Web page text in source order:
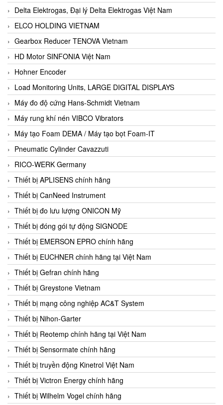
Delta Elektrogas, Đại lý Delta Elektrogas Việt Nam
ELCO HOLDING VIETNAM
Gearbox Reducer TENOVA Vietnam
HD Motor SINFONIA Việt Nam
Hohner Encoder
Load Monitoring Units, LARGE DIGITAL DISPLAYS
Máy đo độ cứng Hans-Schmidt Vietnam
Máy rung khí nén VIBCO Vibrators
Máy tạo Foam DEMA / Máy tạo bọt Foam-IT
Pneumatic Cylinder Cavazzuti
RICO-WERK Germany
Thiết bị APLISENS chính hãng
Thiết bị CanNeed Instrument
Thiết bị đo lưu lượng ONICON Mỹ
Thiết bị đóng gói tự động SIGNODE
Thiết bị EMERSON EPRO chính hãng
Thiết bị EUCHNER chính hãng tại Việt Nam
Thiết bị Gefran chính hãng
Thiết bị Greystone Vietnam
Thiết bị mạng công nghiệp AC&T System
Thiết bị Nihon-Garter
Thiết bị Reotemp chính hãng tại Việt Nam
Thiết bị Sensormate chính hãng
Thiết bị truyền động Kinetrol Việt Nam
Thiết bị Victron Energy chính hãng
Thiết bị Wilhelm Vogel chính hãng